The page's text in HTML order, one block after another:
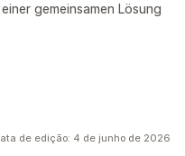
gemeinsamen Lösung
de edição: 4 de junho de 2026